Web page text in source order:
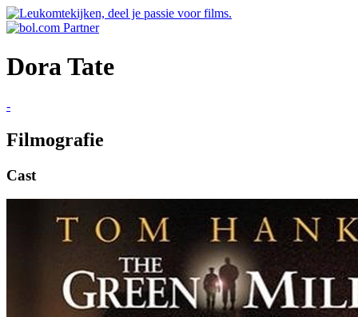
Dora Tate
-
Filmografie
Cast